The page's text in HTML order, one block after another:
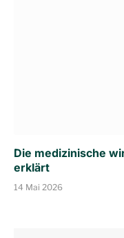
Die medizinische
erklärt
14 Mai 2026